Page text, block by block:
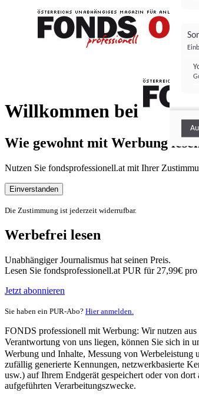
Willkommen bei
Wie gewohnt mit Werbung
Nutzen Sie fondsprofessionell.at mit Ihrer
Einverstanden
Die Zustimmung ist jederzeit widerrufbar.
Werbefrei lesen
Unabhängiger Journalismus hat seinen Preis.
Lesen Sie fondsprofessionell.at PUR für 27,99€
Jetzt abonnieren
Sie haben ein PUR-Abo? Hier anmelden.
FONDS professionell mit Werbung: Wir nutzen
Verantwortung von uns liegen, können Sie sich in
Werbung und Inhalte, Messung von
zufällig generierte Kennungen, netzwerkbasierte
usw.) auf Ihrem Endgerät gespeichert oder von
aufgeführten Verarbeitungszwecke.